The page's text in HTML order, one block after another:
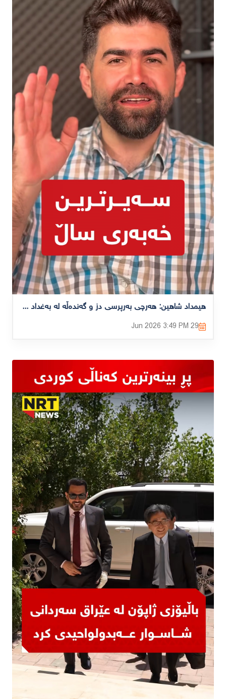
هیمداد شاهین: هەرچی بەرپرسی دز و گەندەڵە لە بەغداد ڕائەکات تەنها کاک شاسوار لە بەغدایە.
29 Jun 2026
3:49 PM